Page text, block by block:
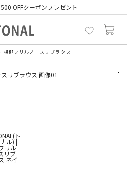
OFFクーポンプレゼント
楊柳フリルノースリブラウス